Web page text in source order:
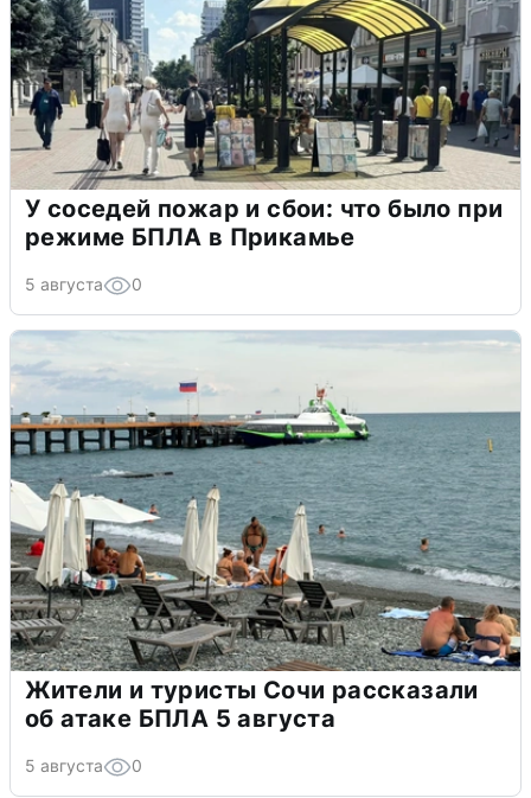
У соседей пожар и сбои: что было при
режиме БПЛА в Прикамье
5 августа 0
Жители и туристы Сочи рассказали
об атаке БПЛА 5 августа
5 августа 0